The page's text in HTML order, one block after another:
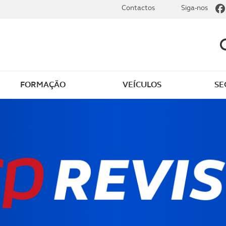
Golfe
Revista ACP Edição
impressa
FORMAÇÃO VEÍCULOS
Contactos Siga-nos